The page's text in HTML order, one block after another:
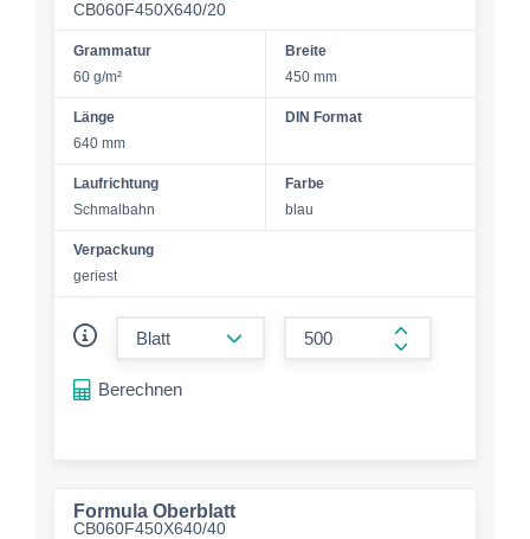
CB060F450X640/20
Grammatur
60 g/m²
Breite
450 mm
Länge
640 mm
DIN Format
Laufrichtung
Schmalbahn
Farbe
blau
Verpackung
geriest
form.increase-
Berechnen
Formula Oberblatt
CB060F450X640/40